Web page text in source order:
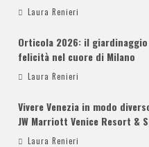
Laura Renieri
Orticola 2026: il
felicità nel cuore di Milano
Laura Renieri
Vivere Venezia in modo
JW Marriott Venice Resort &
Laura Renieri